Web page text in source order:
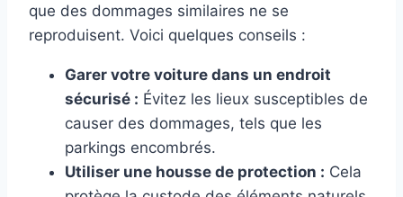
que des dommages similaires ne se
reproduisent. Voici quelques conseils :
Garer votre voiture dans un endroit
sécurisé : Évitez les lieux susceptibles de
causer des dommages, tels que les
parkings encombrés.
Utiliser une housse de protection : Cela